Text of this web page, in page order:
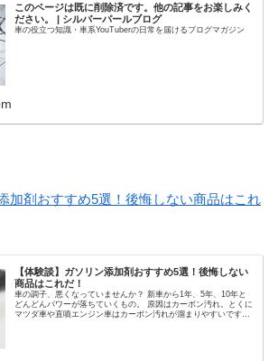
このページは既に削除済です。他の記事をお楽しみく
ださい。 | シルバーパールブログ
車の役立つ知識・車系YouTuberの日常を届けるブログマガジン
加剤おすすめ5選！後悔しない商品はこれ
【体験談】ガソリン添加剤おすすめ5選！後悔しない
商品はこれだ！
車の調子、悪くなっていませんか？ 新車から1年、5年、10年と
どんどんパワーが落ちていくもの。 原因はカーボン汚れ。とくに
マツダ車や直噴エンジン車はカーボン汚れが溜まりやすいです。